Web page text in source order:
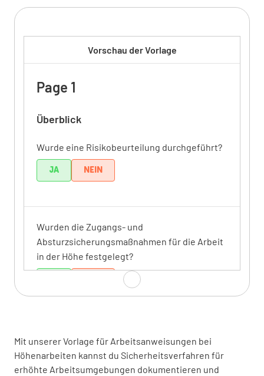
Mit unserer Vorlage für Arbeitsanweisungen bei
Höhenarbeiten kannst du Sicherheitsverfahren für
erhöhte Arbeitsumgebungen dokumentieren und
Vorschau der Vorlage
Page 1
Überblick
Wurde eine Risikobeurteilung durchgeführt?
JA NEIN
Wurden die Zugangs- und
Absturzsicherungsmaßnahmen für die Arbeit
in der Höhe festgelegt?
Sind die erforderlichen persönlichen
Schutzausrüstungen vorhanden und werden
sie benutzt?